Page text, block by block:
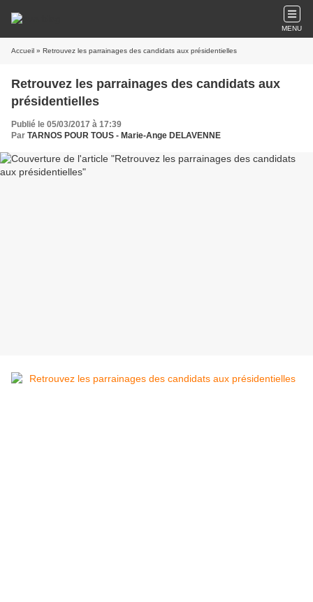
MENU
Accueil » Retrouvez les parrainages des candidats aux présidentielles
Retrouvez les parrainages des candidats aux
présidentielles
Publié le 05/03/2017 à 17:39
Par TARNOS POUR TOUS - Marie-Ange DELAVENNE